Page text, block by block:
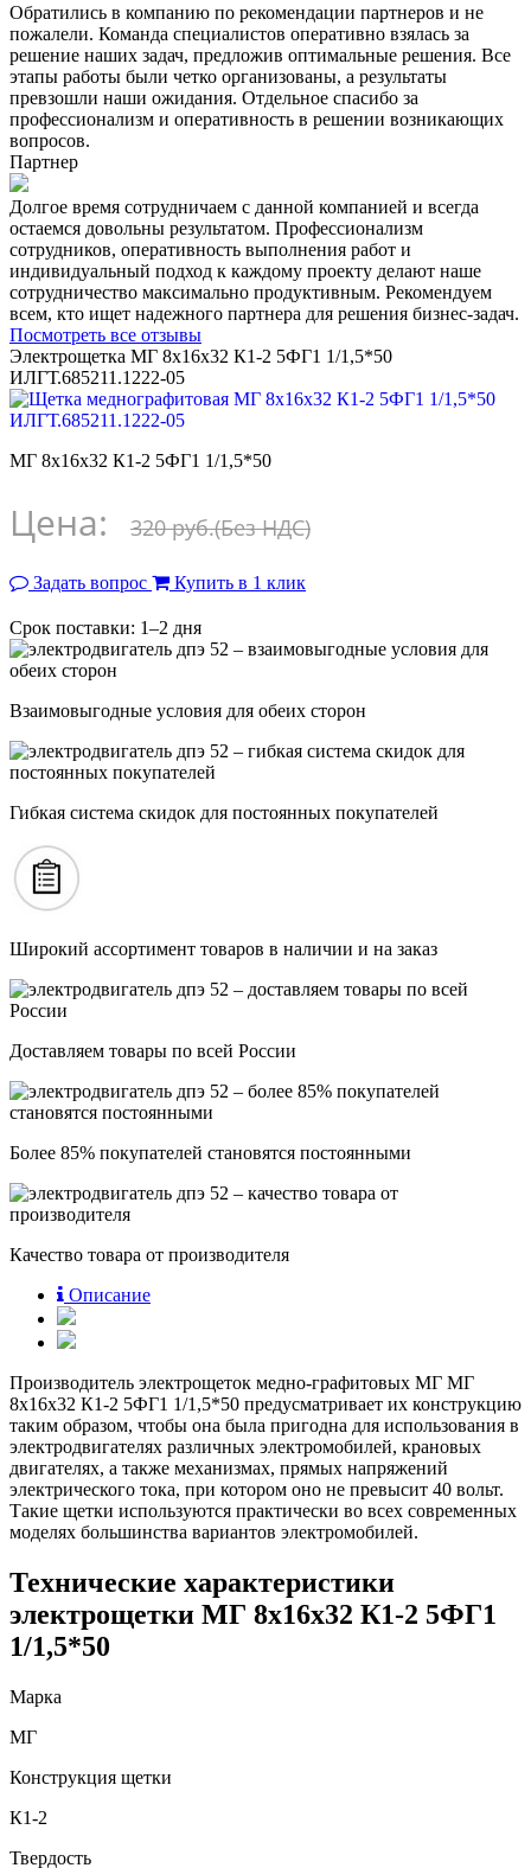
Обратились в компанию по рекомендации партнеров и не
пожалели. Команда специалистов оперативно взялась за
решение наших задач, предложив оптимальные решения. Все
этапы работы были четко организованы, а результаты
превзошли наши ожидания. Отдельное спасибо за
профессионализм и оперативность в решении возникающих
вопросов.
Партнер
Долгое время сотрудничаем с данной компанией и всегда
остаемся довольны результатом. Профессионализм
сотрудников, оперативность выполнения работ и
индивидуальный подход к каждому проекту делают наше
сотрудничество максимально продуктивным. Рекомендуем
всем, кто ищет надежного партнера для решения бизнес-задач.
Посмотреть все отзывы
Электрощетка МГ 8х16х32 К1-2 5ФГ1 1/1,5*50
ИЛГТ.685211.1222-05
МГ 8х16х32 К1-2 5ФГ1 1/1,5*50
Цена: 320 руб.(Без НДС)
Задать вопрос Купить в 1 клик
Срок поставки: 1–2 дня
Взаимовыгодные условия для обеих сторон
Гибкая система скидок для постоянных покупателей
Широкий ассортимент товаров в наличии и на заказ
Доставляем товары по всей России
Более 85% покупателей становятся постоянными
Качество товара от производителя
Описание
Производитель электрощеток медно-графитовых МГ МГ
8х16х32 К1-2 5ФГ1 1/1,5*50 предусматривает их конструкцию
таким образом, чтобы она была пригодна для использования в
электродвигателях различных электромобилей, крановых
двигателях, а также механизмах, прямых напряжений
электрического тока, при котором оно не превысит 40 вольт.
Такие щетки используются практически во всех современных
моделях большинства вариантов электромобилей.
Технические характеристики
электрощетки МГ 8х16х32 К1-2 5ФГ1
1/1,5*50
Марка
МГ
Конструкция щетки
К1-2
Твердость